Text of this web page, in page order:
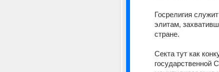
Госрелигия
элитам,
стране.
Секта тут как
государственной